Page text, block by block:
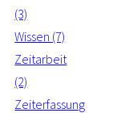
(3)
Wissen (7)
Zeitarbeit
(2)
Zeiterfassung